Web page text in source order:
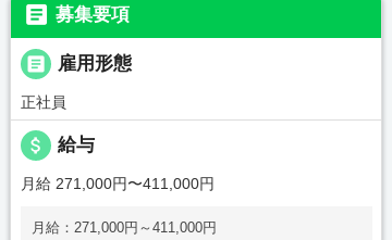
 募集要項
 雇用形態
正社員
attach_money 給与
月給 271,000円〜411,000円
月給：271,000円～411,000円